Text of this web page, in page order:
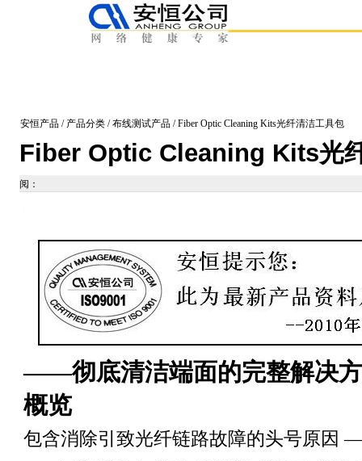
安恒产品 / 产品分类 /布线测试产品 / Fiber Optic Cleaning Kits光纤清洁工具包
Fiber Optic Cleaning Kits光
阅：
——彻底清洁端面的完整解决
概览
包含消除引致光纤链路故障的头号原因